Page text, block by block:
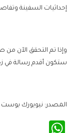
إحداثيات السفينة
ستكون أقدم رسالة في
المصدر: نيويورك بوست